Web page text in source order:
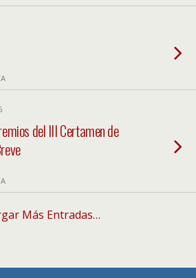
del III Certamen de
Más Entradas…